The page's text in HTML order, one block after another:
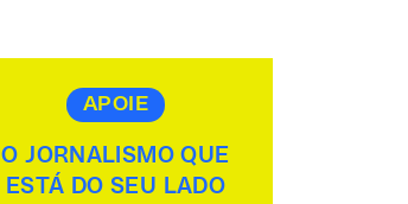
APOIE
O JORNALISMO QUE
ESTÁ DO SEU LADO